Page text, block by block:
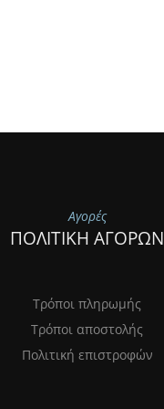
Αγορές
ΠΟΛΙΤΙΚΗ ΑΓΟΡΩΝ
Τρόποι πληρωμής
Τρόποι αποστολής
Πολιτική επιστροφών